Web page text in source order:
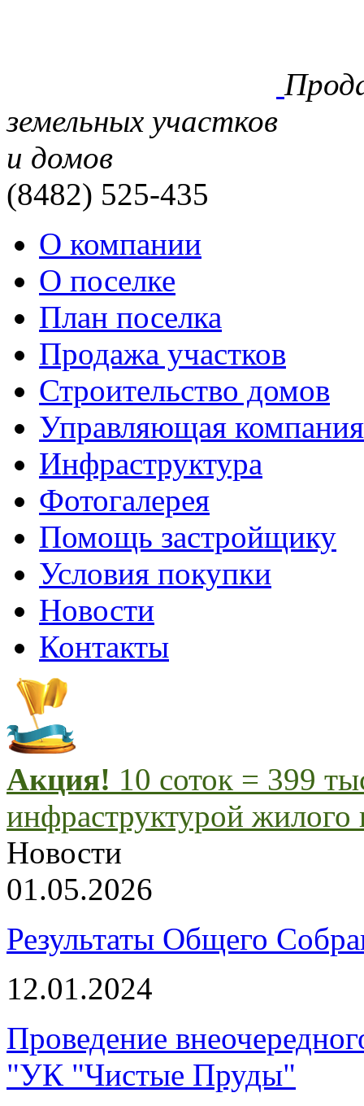
земельных участков
и домов
(8482) 525-435
О компании
О поселке
План поселка
Продажа участков
Строительство домов
Управляющая компания
Инфраструктура
Фотогалерея
Помощь застройщику
Условия покупки
Новости
Контакты
Акция! 10 соток = 399
инфраструктурой жилого
Новости
01.05.2026
Результаты Общего
12.01.2024
Проведение
"УК "Чистые Пруды"